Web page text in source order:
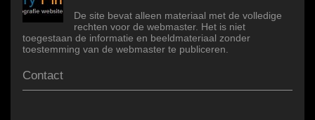
De site bevat alleen materiaal met de volledige
rechten voor de webmaster. Het is niet
toegestaan de informatie en beeldmateriaal zonder
toestemming van de webmaster te publiceren.
Contact